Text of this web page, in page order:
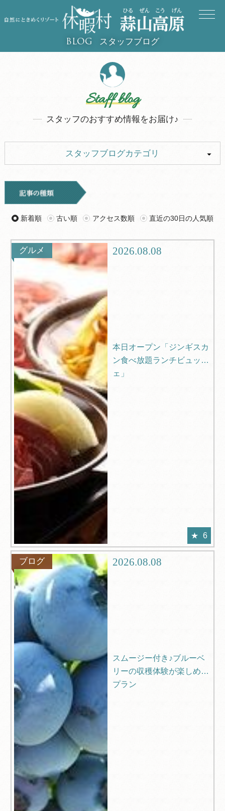
BLOG スタッフブログ
Staff blog
スタッフのおすすめ情報をお届け♪
スタッフブログカテゴリ
キャンプ
旅行記 ツアー
グルメ
ブログ
新着順 古い順 アクセス数順 直近の30日の人気順
グルメ 2026.08.08
本日オープン「ジンギスカ
ン食べ放題ランチビュッフ
ェ」
6
ブログ 2026.08.08
スムージー付き♪ブルーベ
リーの収穫体験が楽しめる
プラン